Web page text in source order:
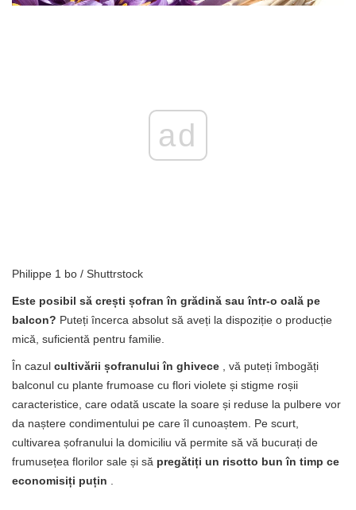
ad
Philippe 1 bo / Shuttrstock
Este posibil să crești șofran în grădină sau într-o oală pe
balcon? Puteți încerca absolut să aveți la dispoziție o producție
mică, suficientă pentru familie.
În cazul cultivării șofranului în ghivece , vă puteți îmbogăți
balconul cu plante frumoase cu flori violete și stigme roșii
caracteristice, care odată uscate la soare și reduse la pulbere vor
da naștere condimentului pe care îl cunoaștem. Pe scurt,
cultivarea șofranului la domiciliu vă permite să vă bucurați de
frumusețea florilor sale și să pregătiți un risotto bun în timp ce
economisiți puțin